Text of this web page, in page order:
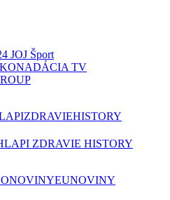
JOJ Šport
NADÁCIA TV
ZDRAVIEHISTORY
ZDRAVIE HISTORY
EUNOVINY